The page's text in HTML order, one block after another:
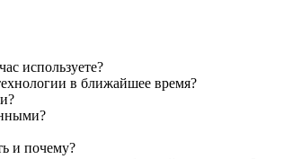
используете?
в ближайшее время?
и почему?